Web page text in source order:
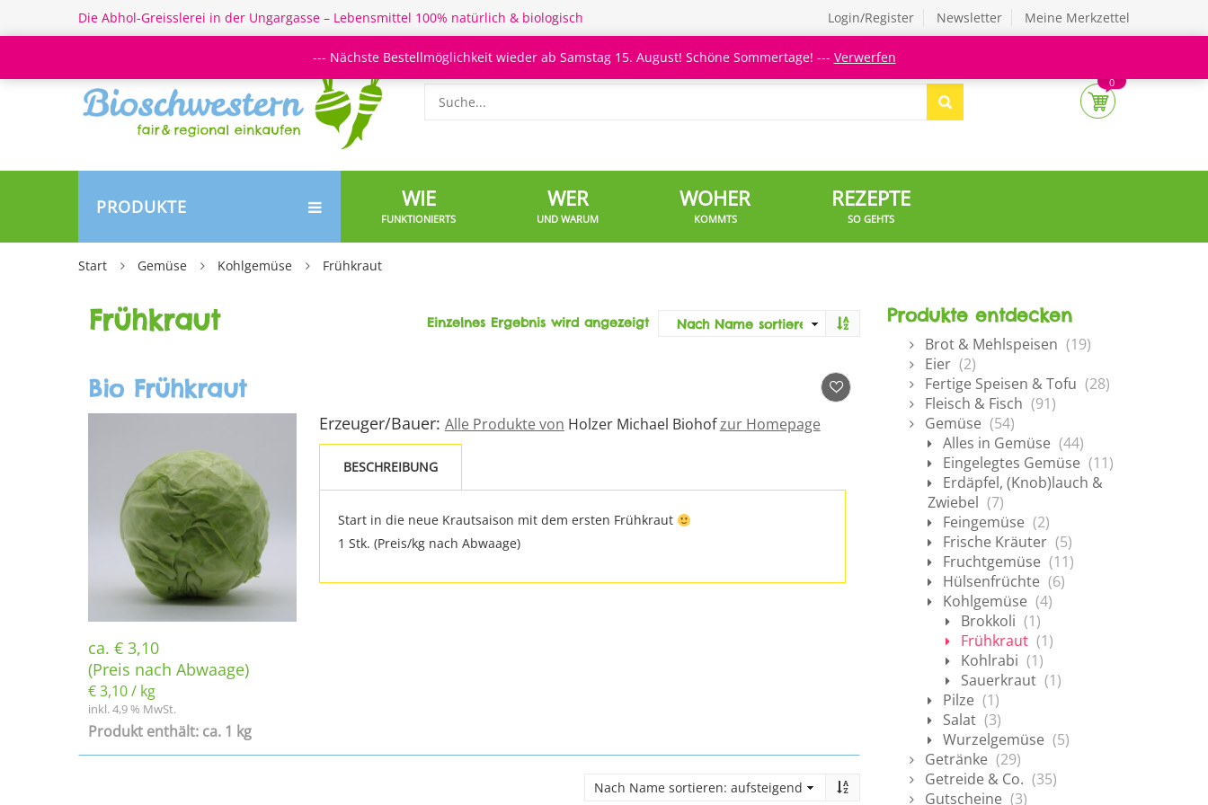
Die Abhol-Greisslerei in der Ungargasse – Lebensmittel 100% natürlich & biologisch Login/Register Newsletter Meine Merkzettel
0
PRODUKTE WIE
FUNKTIONIERTS
WER
UND WARUM
WOHER
KOMMTS
REZEPTE
SO GEHTS
Start Gemüse Kohlgemüse Frühkraut
Frühkraut Einzelnes Ergebnis wird angezeigt
Bio Frühkraut
ca. € 3,10
(Preis nach Abwaage)
€3,10/ kg
inkl. 4,9 % MwSt.
Produkt enthält: ca. 1 kg
Erzeuger/Bauer: Alle Produkte von Holzer Michael Biohofzur Homepage
BESCHREIBUNG
Start in die neue Krautsaison mit dem ersten Frühkraut
1 Stk. (Preis/kg nach Abwaage)
Produkte entdecken
Brot & Mehlspeisen (19)
Eier (2)
Fertige Speisen & Tofu (28)
Fleisch & Fisch (91)
Gemüse (54)
Alles in Gemüse (44)
Eingelegtes Gemüse (11)
Erdäpfel, (Knob)lauch &
Zwiebel (7)
Feingemüse (2)
Frische Kräuter (5)
Fruchtgemüse (11)
Hülsenfrüchte (6)
Kohlgemüse (4)
Brokkoli (1)
Frühkraut (1)
Kohlrabi (1)
Sauerkraut (1)
Pilze (1)
Salat (3)
Wurzelgemüse (5)
Getränke (29)
Getreide & Co. (35)
Gutscheine (3)
--- Nächste Bestellmöglichkeit wieder ab Samstag 15. August! Schöne Sommertage! --- Verwerfen